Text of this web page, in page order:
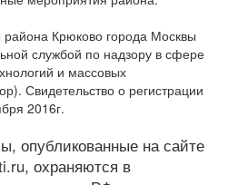
района Крюково города Москвы
службой по надзору в сфере
и массовых
Свидетельство о регистрации
2016г.
опубликованные на сайте
охраняются в